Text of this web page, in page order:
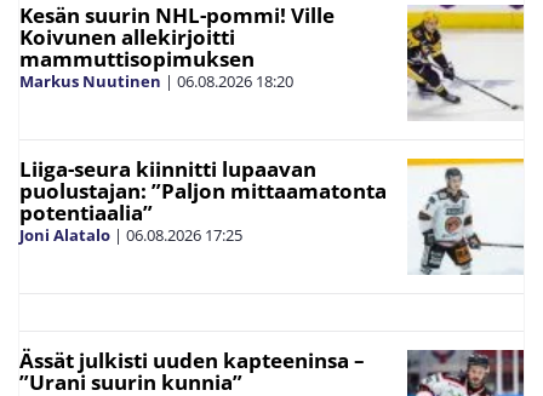
Kesän suurin NHL-pommi! Ville
Koivunen allekirjoitti
mammuttisopimuksen
Markus Nuutinen | 06.08.2026 18:20
Liiga-seura kiinnitti lupaavan
puolustajan: ”Paljon mittaamatonta
potentiaalia”
Joni Alatalo | 06.08.2026 17:25
Ässät julkisti uuden kapteeninsa –
”Urani suurin kunnia”